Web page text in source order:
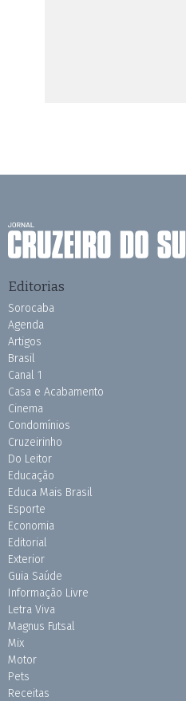
Editorias
Sorocaba
Agenda
Artigos
Brasil
Canal 1
Casa e Acabamento
Cinema
Condomínios
Cruzeirinho
Do Leitor
Educação
Educa Mais Brasil
Esporte
Economia
Editorial
Exterior
Guia Saúde
Informação Livre
Letra Viva
Magnus Futsal
Mix
Motor
Pets
Receitas